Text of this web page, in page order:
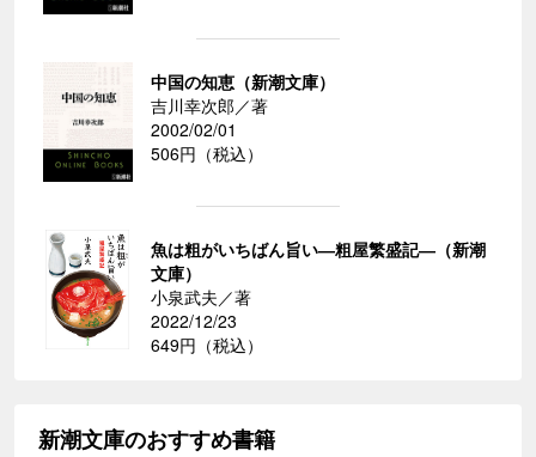
中国の知恵（新潮文庫）
吉川幸次郎／著
2002/02/01
506円（税込）
魚は粗がいちばん旨い―粗屋繁盛記―（新潮
文庫）
小泉武夫／著
2022/12/23
649円（税込）
新潮文庫のおすすめ書籍